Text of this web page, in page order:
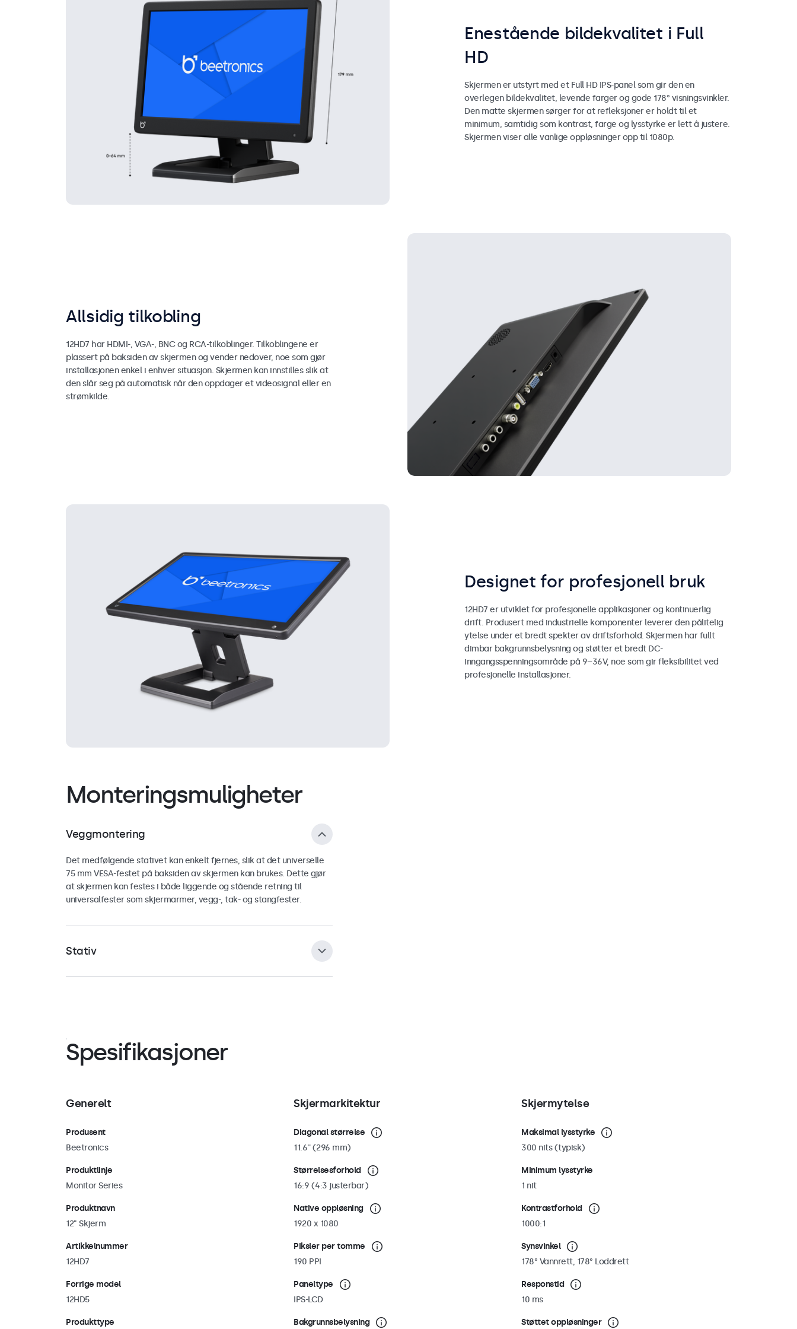
Enestående bildekvalitet i Full
HD
Skjermen er utstyrt med et Full HD IPS-panel som gir den en
overlegen bildekvalitet, levende farger og gode 178° visningsvinkler.
Den matte skjermen sørger for at refleksjoner er holdt til et
minimum, samtidig som kontrast, farge og lysstyrke er lett å justere.
Skjermen viser alle vanlige oppløsninger opp til 1080p.
Allsidig tilkobling
12HD7 har HDMI-, VGA-, BNC og RCA-tilkoblinger. Tilkoblingene er
plassert på baksiden av skjermen og vender nedover, noe som gjør
installasjonen enkel i enhver situasjon. Skjermen kan innstilles slik at
den slår seg på automatisk når den oppdager et videosignal eller en
strømkilde.
Designet for profesjonell bruk
12HD7 er utviklet for profesjonelle applikasjoner og kontinuerlig
drift. Produsert med industrielle komponenter leverer den pålitelig
ytelse under et bredt spekter av driftsforhold. Skjermen har fullt
dimbar bakgrunnsbelysning og støtter et bredt DC-
inngangsspenningsområde på 9–36V, noe som gir fleksibilitet ved
profesjonelle installasjoner.
Monteringsmuligheter
Veggmontering
Det medfølgende stativet kan enkelt fjernes, slik at det universelle
75 mm VESA-festet på baksiden av skjermen kan brukes. Dette gjør
at skjermen kan festes i både liggende og stående retning til
universalfester som skjermarmer, vegg-, tak- og stangfester.
Stativ
Skjermen kommer med et allsidig stativ som kan foldes helt flatt.
stående orientering.
Spesifikasjoner
Generelt
Produsent
Beetronics
Produktlinje
Monitor Series
Produktnavn
12" Skjerm
Artikkelnummer
12HD7
Forrige model
12HD5
Produkttype
Skjermarkitektur
Diagonal størrelse
11.6'' (296 mm)
Størrelsesforhold
16:9 (4:3 justerbar)
Native oppløsning
1920 x 1080
Piksler per tomme
190 PPI
Paneltype
IPS-LCD
Bakgrunnsbelysning
Skjermytelse
Maksimal lysstyrke
300 nits (typisk)
Minimum lysstyrke
1 nit
Kontrastforhold
1000:1
Synsvinkel
178° Vannrett, 178° Loddrett
Responstid
10 ms
Støttet oppløsninger